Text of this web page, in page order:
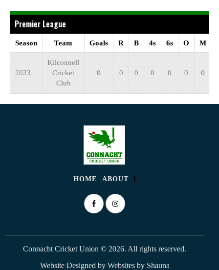
Premier League
Season Team Goals R B 4s 6s O M
2023
Kilconnell
Cricket
Club
0 0 0 0 0 0 0
HOME ABOUT
Connacht Cricket Union © 2026. All rights reserved.
Website Designed by Websites by Shauna